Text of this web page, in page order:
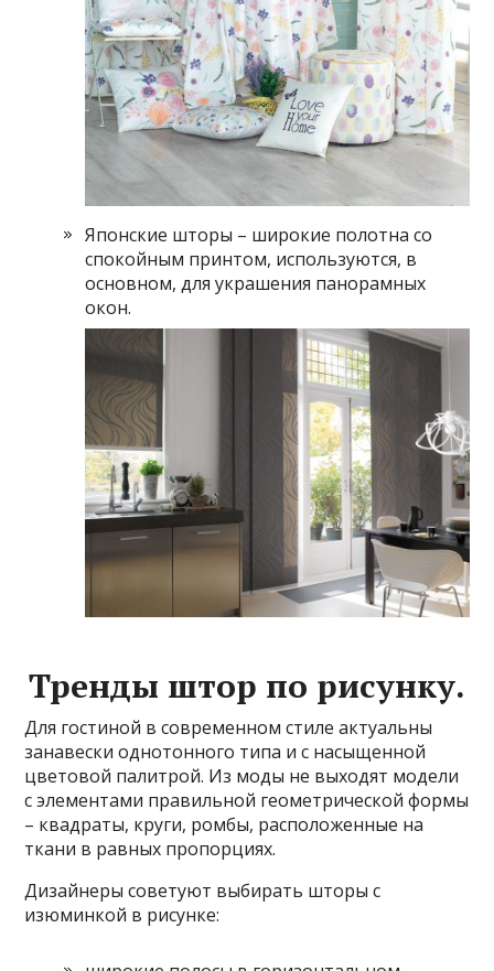
Японские шторы – широкие полотна со
спокойным принтом, используются, в
основном, для украшения панорамных
окон.
Тренды штор по рисунку.
Для гостиной в современном стиле актуальны
занавески однотонного типа и с насыщенной
цветовой палитрой. Из моды не выходят модели
с элементами правильной геометрической формы
– квадраты, круги, ромбы, расположенные на
ткани в равных пропорциях.
Дизайнеры советуют выбирать шторы с
изюминкой в рисунке: